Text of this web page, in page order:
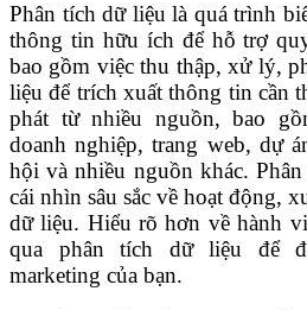
Phân tích dữ liệu là quá trình
thông tin hữu ích để hỗ trợ
bao gồm việc thu thập, xử lý,
liệu để trích xuất thông tin cần
phát từ nhiều nguồn, bao
doanh nghiệp, trang web, dự
hội và nhiều nguồn khác.
cái nhìn sâu sắc về hoạt động,
dữ liệu. Hiểu rõ hơn về hành
qua phân tích dữ liệu để
marketing của bạn.